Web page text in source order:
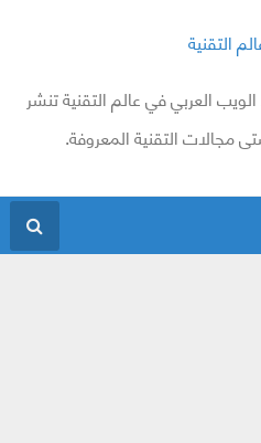
التقنية
العربي في عالم التقنية تنشر
مجالات التقنية المعروفة.